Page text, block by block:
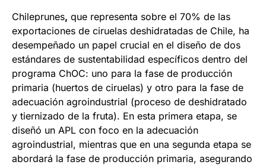
Chileprunes, que representa sobre el 70% de las
exportaciones de ciruelas deshidratadas de Chile, ha
desempeñado un papel crucial en el diseño de dos
estándares de sustentabilidad específicos dentro del
programa ChOC: uno para la fase de producción
primaria (huertos de ciruelas) y otro para la fase de
adecuación agroindustrial (proceso de deshidratado
y tiernizado de la fruta). En esta primera etapa, se
diseñó un APL con foco en la adecuación
agroindustrial, mientras que en una segunda etapa se
abordará la fase de producción primaria, asegurando